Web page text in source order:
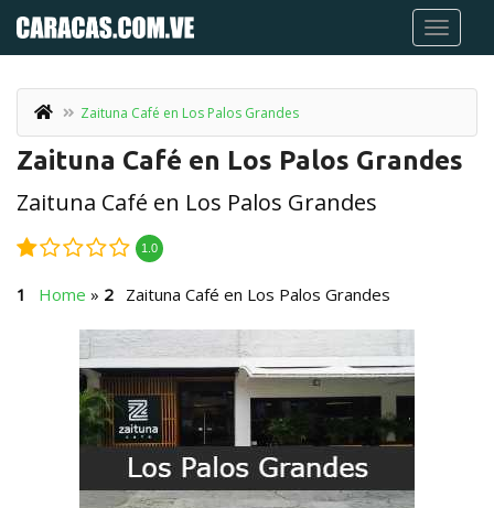
Zaituna Café en Los Palos Grandes
Zaituna Café en Los Palos Grandes
Zaituna Café en Los Palos Grandes
1.0
Home » Zaituna Café en Los Palos Grandes